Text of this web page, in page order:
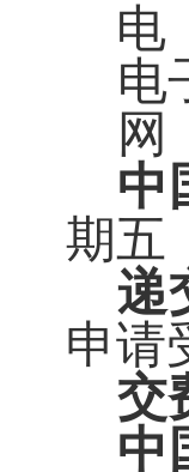
电
电
网
中
期五
递
申请
交
中